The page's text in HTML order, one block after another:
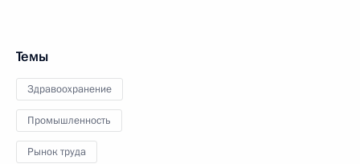
Темы
Здравоохранение
Промышленность
Рынок труда